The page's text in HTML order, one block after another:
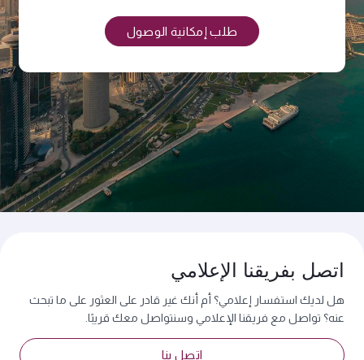
طلب إمكانية الوصول
اتصل بفريقنا الإعلامي
هل لديك استفسار إعلامي؟ أم أنك غير قادر على العثور على ما تبحث
عنه؟ تواصل مع فريقنا الإعلامي وسنتواصل معك قريبًا.
اتصل بنا